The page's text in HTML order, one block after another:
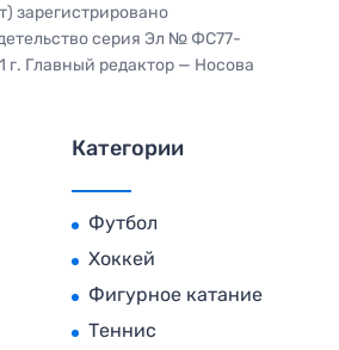
зарегистрировано
серия Эл № ФС77-
г. Главный редактор — Носова
Категории
Футбол
Хоккей
Фигурное катание
Теннис